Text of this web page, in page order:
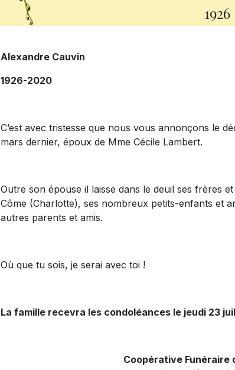
1926
Alexandre Cauvin
1926-2020
C’est avec tristesse que nous vous annonçons le
mars dernier, époux de Mme Cécile Lambert.
Outre son épouse il laisse dans le deuil ses frères
Côme (Charlotte), ses nombreux petits-enfants et
autres parents et amis.
Où que tu sois, je serai avec toi !
La famille recevra les condoléances le jeudi 23
Coopérative Funéraire